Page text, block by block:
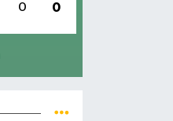
0 0